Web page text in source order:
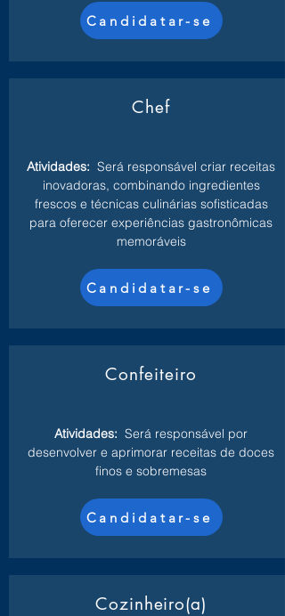
Candidatar-se
Chef
Atividades: Será responsável criar receitas
inovadoras, combinando ingredientes
frescos e técnicas culinárias sofisticadas
para oferecer experiências gastronômicas
memoráveis
Candidatar-se
Confeiteiro
Atividades: Será responsável por
desenvolver e aprimorar receitas de doces
finos e sobremesas
Candidatar-se
Cozinheiro(a)